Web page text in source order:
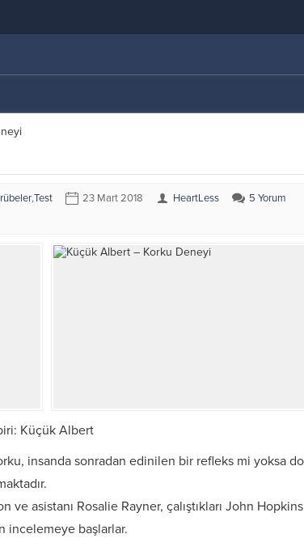
,Test 23 Mart 2018 HeartLess
5 Yorum
Küçük Albert
insanda sonradan edinilen bir refleks mi yoksa
asistanı Rosalie Rayner, çalıştıkları John Hopkins
incelemeye başlarlar.